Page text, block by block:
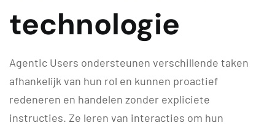
technologie
Agentic Users ondersteunen verschillende taken
afhankelijk van hun rol en kunnen proactief
redeneren en handelen zonder expliciete
instructies. Ze leren van interacties om hun